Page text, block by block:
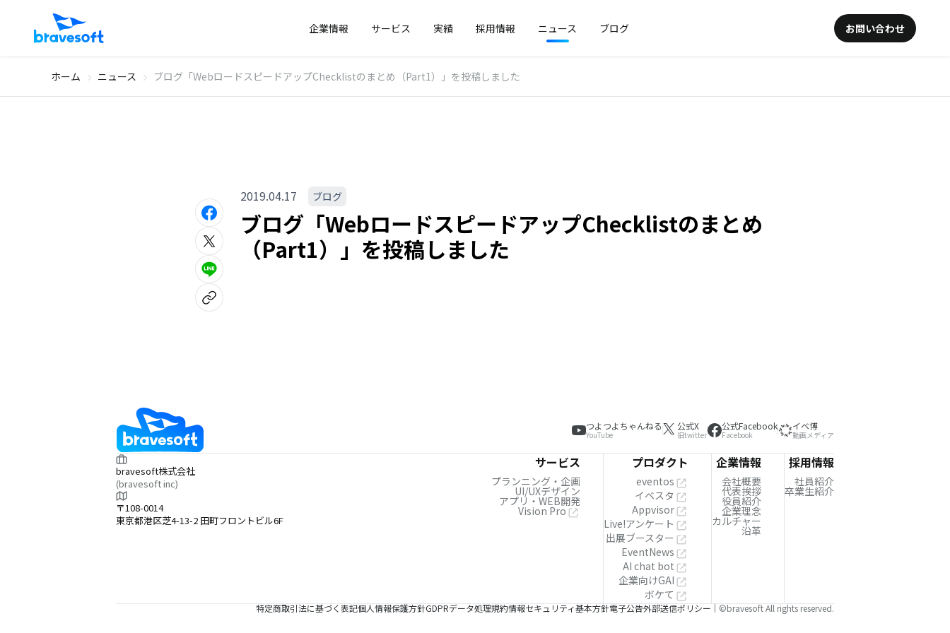
企業情報 サービス 実績 採用情報 ニュース ブログ お問い合わせ
ホーム ニュース ブログ「WebロードスピードアップChecklistのまとめ（Part1）」を投稿しました
2019.04.17 ブログ
ブログ「WebロードスピードアップChecklistのまとめ
（Part1）」を投稿しました
つよつよちゃんねる
YouTube
公式X
旧twitter
公式Facebook
Facebook
イベ博
動画メディア
bravesoft株式会社
(bravesoft inc)
〒108-0014
東京都港区芝4-13-2 田町フロントビル6F
サービス
プランニング・企画
UI/UXデザイン
アプリ・WEB開発
Vision Pro
プロダクト
eventos
イベスタ
Appvisor
Live!アンケート
出展ブースター
EventNews
AI chat bot
企業向けGAI
ボケて
企業情報
会社概要
代表挨拶
役員紹介
企業理念
カルチャー
沿革
採用情報
社員紹介
卒業生紹介
特定商取引法に基づく表記個人情報保護方針GDPRデータ処理規約情報セキュリティ基本方針電子公告外部送信ポリシー ©bravesoft All rights reserved.